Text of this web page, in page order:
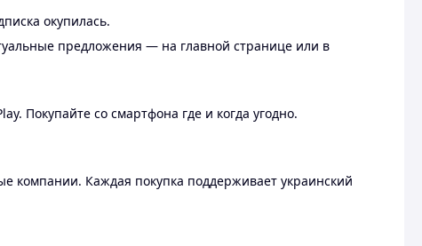
окупилась.
предложения — на главной странице или в
Покупайте со смартфона где и когда угодно.
компании. Каждая покупка поддерживает украинский